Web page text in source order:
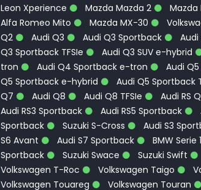
Leon Xperience
Mazda Mazda 2 Mazda
Alfa Romeo Mito
Mazda MX-30
Q2
Audi Q3 Audi Q3 Sportback
Q3 Sportback TFSIe
Audi Q3 SUV e-hybrid
tron
Audi Q4 Sportback e-tron Audi Q5
Q5 Sportback e-hybrid
Audi Q5 Sportback
Q7
Audi Q8 Audi Q8 TFSIe Audi RS
Audi RS3 Sportback
Audi RS5 Sportback
Sportback
Suzuki S-Cross Audi S3
S6 Avant
Audi S7 Sportback BMW Serie 1
Sportback
Suzuki Swace Suzuki Swift
Volkswagen T-Roc
Volkswagen Taigo
Volkswagen Touareg
Volkswagen Touran